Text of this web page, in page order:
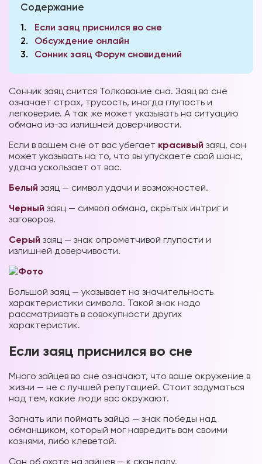
Содержание
1
Если заяц приснился во сне
2
Обсуждение онлайн
3
Сонник заяц Форум сновидений
Сонник заяц снится Толкование сна. Заяц во сне
означает страх, трусость, иногда глупость и
легковерие. А так же может указывать на ситуацию
обмана из-за излишней доверчивости.
Если в вашем сне от вас убегает красивый заяц, сон
может указывать на то, что вы упускаете свой шанс,
удача ускользает от вас.
Белый заяц — символ удачи и возможностей.
Черный заяц — символ обмана, скрытых интриг и
заговоров.
Серый заяц — знак опрометчивой глупости и
излишней доверчивости.
Большой заяц — указывает на значительность
характеристики символа. Такой знак надо
рассматривать в совокупности других
характеристик.
Если заяц приснился во сне
Много зайцев во сне означают, что ваше окружение в
жизни — не с лучшей репутацией. Стоит задуматься
над тем, какие люди вас окружают.
Загнать или поймать зайца — знак победы над
обманщиком, который мог навредить вам своими
кознями, либо клеветой.
Сон об охоте на зайцев — к скандалу.